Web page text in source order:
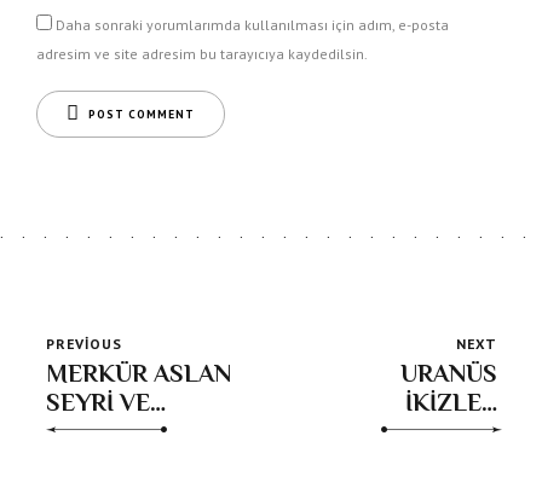
Daha sonraki yorumlarımda kullanılması için adım, e-posta
adresim ve site adresim bu tarayıcıya kaydedilsin.
POST COMMENT
PREVIOUS
MERKÜR ASLAN
SEYRİ VE
RETROSU; Zihin
NEXT
URANÜS
İKİZLER
BURCUNA